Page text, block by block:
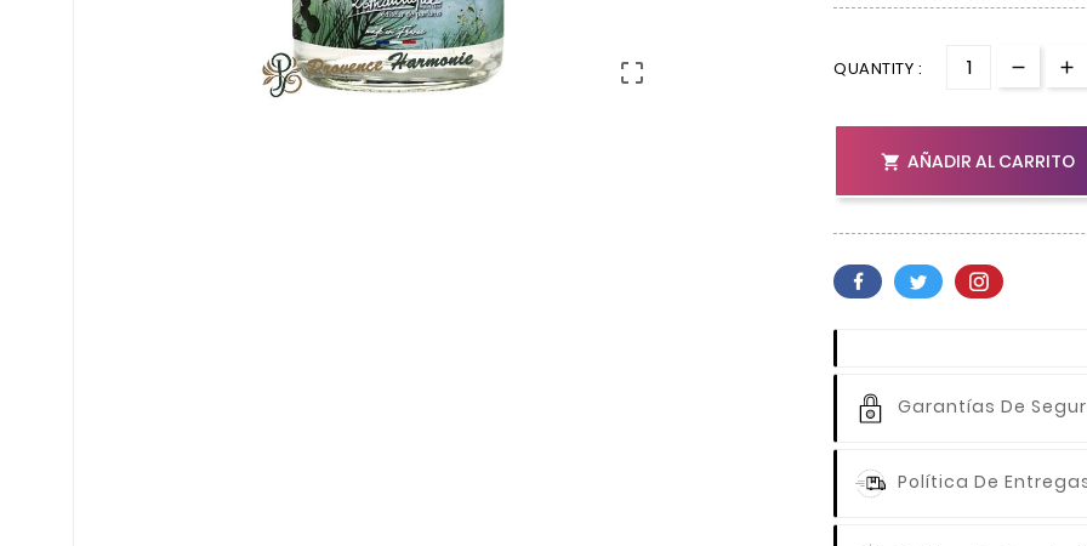
 QUANTITY :
 AÑADIR AL CARRITO
Garantías De
Política De